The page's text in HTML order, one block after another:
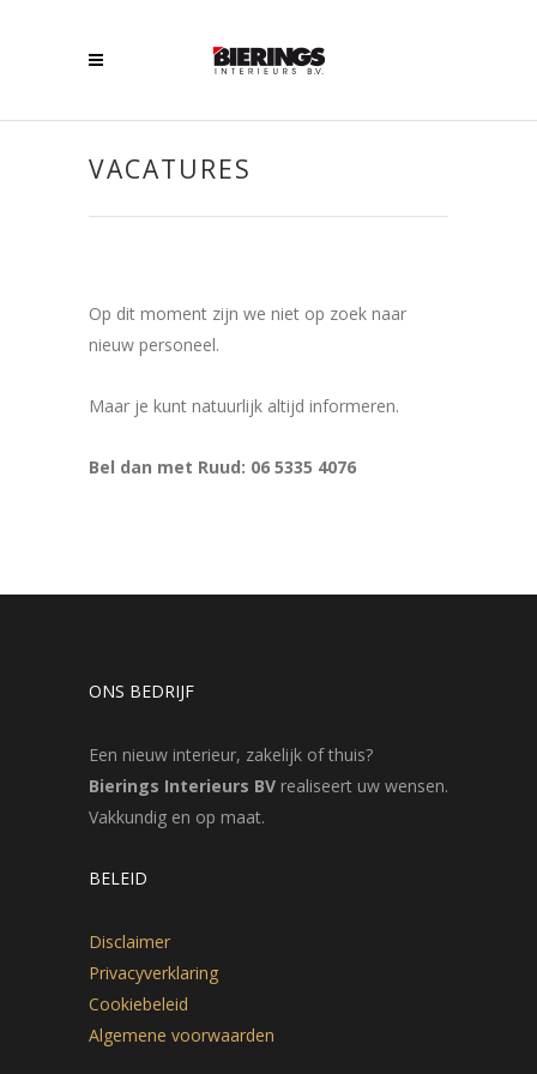
VACATURES
Op dit moment zijn we niet op zoek naar
nieuw personeel.
Maar je kunt natuurlijk altijd informeren.
Bel dan met Ruud: 06 5335 4076
ONS BEDRIJF
Een nieuw interieur, zakelijk of thuis?
Bierings Interieurs BV realiseert uw wensen.
Vakkundig en op maat.
BELEID
Disclaimer
Privacyverklaring
Cookiebeleid
Algemene voorwaarden